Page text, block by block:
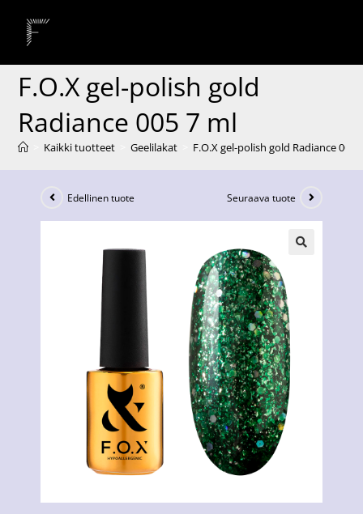
F.O.X gel-polish gold
Radiance 005 7 ml
Kaikki tuotteet Geelilakat F.O.X gel-polish gold Radiance 005
Edellinen tuote Seuraava tuote